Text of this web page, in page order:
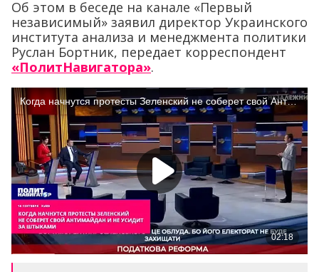
Об этом в беседе на канале «Первый
независимый» заявил директор Украинского
института анализа и менеджмента политики
Руслан Бортник, передает корреспондент
«ПолитНавигатора».